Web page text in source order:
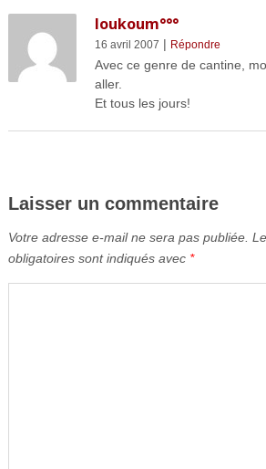
loukoum°°°
16 avril 2007 | Répondre
Avec ce genre de cantine,
aller.
Et tous les jours!
Laisser un commentaire
Votre adresse e-mail ne sera pas publiée.
obligatoires sont indiqués avec *